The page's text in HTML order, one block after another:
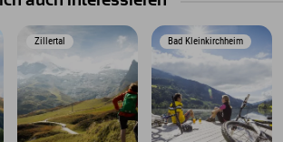
Zillertal Bad Kleinkirchheim